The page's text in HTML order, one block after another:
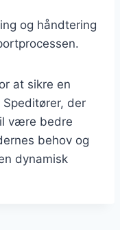
og håndtering
at sikre en
der
være bedre
behov og
dynamisk